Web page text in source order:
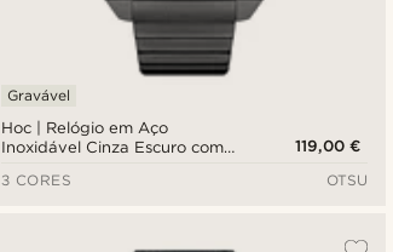
Hoc | Relógio em Aço
Inoxidável Cinza Escuro com
Gravável
119,00 €
3 CORES
OTSU